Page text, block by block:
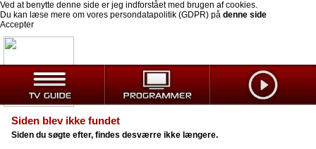
Ved at benytte denne side er jeg indforstået med brugen af cookies.
Du kan læse mere om vores persondatapolitik (GDPR) på denne side
Accepter
Siden blev ikke fundet
Siden du søgte efter, findes desværre ikke længere.